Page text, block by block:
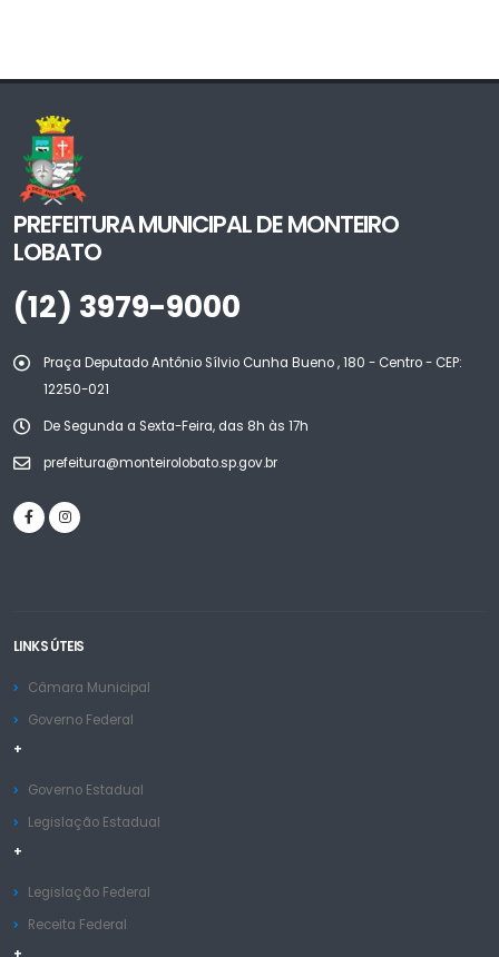
PREFEITURA MUNICIPAL DE MONTEIRO
LOBATO
(12) 3979-9000
Praça Deputado Antônio Sílvio Cunha Bueno , 180 - Centro - CEP:
12250-021
De Segunda a Sexta-Feira, das 8h às 17h
prefeitura@monteirolobato.sp.gov.br
LINKS ÚTEIS
Câmara Municipal
Governo Federal
+
Governo Estadual
Legislação Estadual
+
Legislação Federal
Receita Federal
+